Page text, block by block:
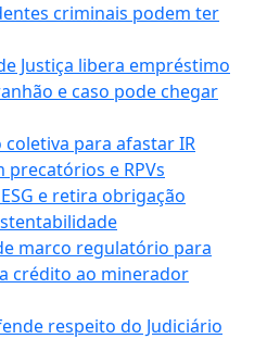
criminais podem ter
Justiça libera empréstimo
e caso pode chegar
para afastar IR
e RPVs
e retira obrigação
marco regulatório para
crédito ao minerador
respeito do Judiciário